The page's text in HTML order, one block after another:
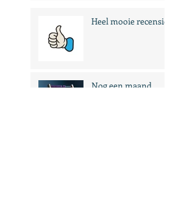
Heel mooie recensies
Nog een maand